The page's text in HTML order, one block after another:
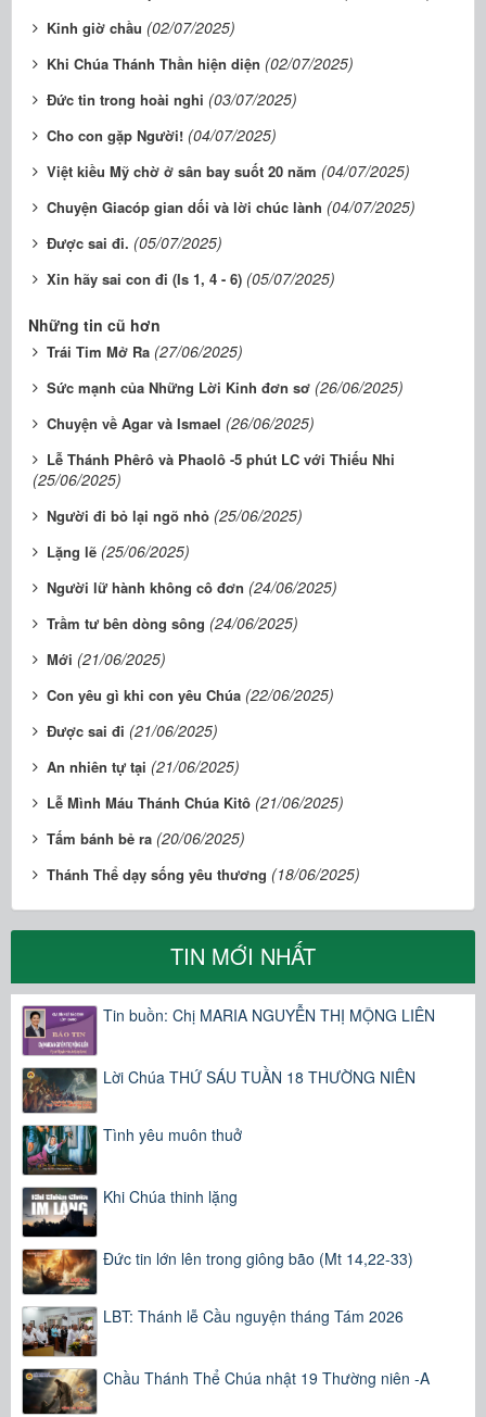
Kinh giờ chầu (02/07/2025)
Khi Chúa Thánh Thần hiện diện (02/07/2025)
Đức tin trong hoài nghi (03/07/2025)
Cho con gặp Người! (04/07/2025)
Việt kiều Mỹ chờ ở sân bay suốt 20 năm (04/07/2025)
Chuyện Giacóp gian dối và lời chúc lành (04/07/2025)
Được sai đi. (05/07/2025)
Xin hãy sai con đi (Is 1, 4 - 6) (05/07/2025)
Những tin cũ hơn
Trái Tim Mở Ra (27/06/2025)
Sức mạnh của Những Lời Kinh đơn sơ (26/06/2025)
Chuyện về Agar và Ismael (26/06/2025)
Lễ Thánh Phêrô và Phaolô -5 phút LC với Thiếu Nhi
(25/06/2025)
Người đi bỏ lại ngõ nhỏ (25/06/2025)
Lặng lẽ (25/06/2025)
Người lữ hành không cô đơn (24/06/2025)
Trầm tư bên dòng sông (24/06/2025)
Mới (21/06/2025)
Con yêu gì khi con yêu Chúa (22/06/2025)
Được sai đi (21/06/2025)
An nhiên tự tại (21/06/2025)
Lễ Mình Máu Thánh Chúa Kitô (21/06/2025)
Tấm bánh bẻ ra (20/06/2025)
Thánh Thể dạy sống yêu thương (18/06/2025)
TIN MỚI NHẤT
Tin buồn: Chị MARIA NGUYỄN THỊ MỘNG LIÊN
Lời Chúa THỨ SÁU TUẦN 18 THƯỜNG NIÊN
Tình yêu muôn thuở
Khi Chúa thinh lặng
Đức tin lớn lên trong giông bão (Mt 14,22-33)
LBT: Thánh lễ Cầu nguyện tháng Tám 2026
Chầu Thánh Thể Chúa nhật 19 Thường niên -A